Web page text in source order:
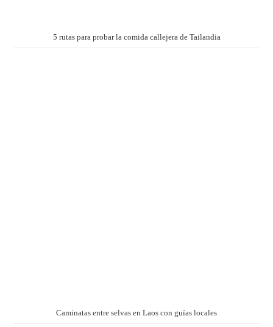
5 rutas para probar la comida callejera de Tailandia
Caminatas entre selvas en Laos con guías locales